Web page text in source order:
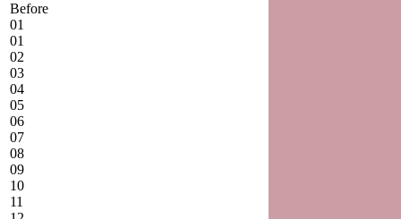
Before
01
01
02
03
04
05
06
07
08
09
10
11